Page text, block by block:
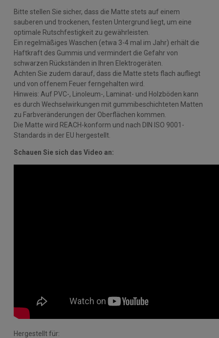
Bitte stellen Sie sicher, dass die Matte stets auf einem
sauberen und trockenen, festen Untergrund liegt, um eine
optimale Rutschfestigkeit zu gewährleisten.
Ein regelmäßiges Waschen (etwa 3-4 mal im Jahr) erhält die
Haftkraft des Gummis und vermindert die Gefahr von
schwarzen Rückständen in Ihren Elektrogeräten.
Achten Sie zudem darauf, dass die Matte stets flach aufliegt
und von offenem Feuer ferngehalten wird.
Hinweis: Auf PVC-, Linoleum-, Laminat- und Holzböden kann
es durch Wechselwirkungen mit gummibeschichteten Matten
zu Farbveränderungen der Oberflächen kommen.
Die Matte wird REACH-konform und nach DIN ISO 9001-
Standards in der EU hergestellt.
Schauen Sie sich das Video an:
Hergestellt für: